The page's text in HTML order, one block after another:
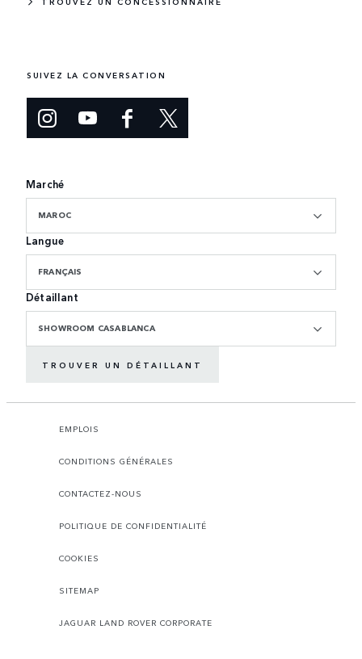
SUIVEZ LA CONVERSATION
Marché
MAROC
Langue
FRANÇAIS
Détaillant
SHOWROOM CASABLANCA
TROUVER UN DÉTAILLANT
EMPLOIS
CONDITIONS GÉNÉRALES
CONTACTEZ-NOUS
POLITIQUE DE CONFIDENTIALITÉ
COOKIES
SITEMAP
JAGUAR LAND ROVER CORPORATE